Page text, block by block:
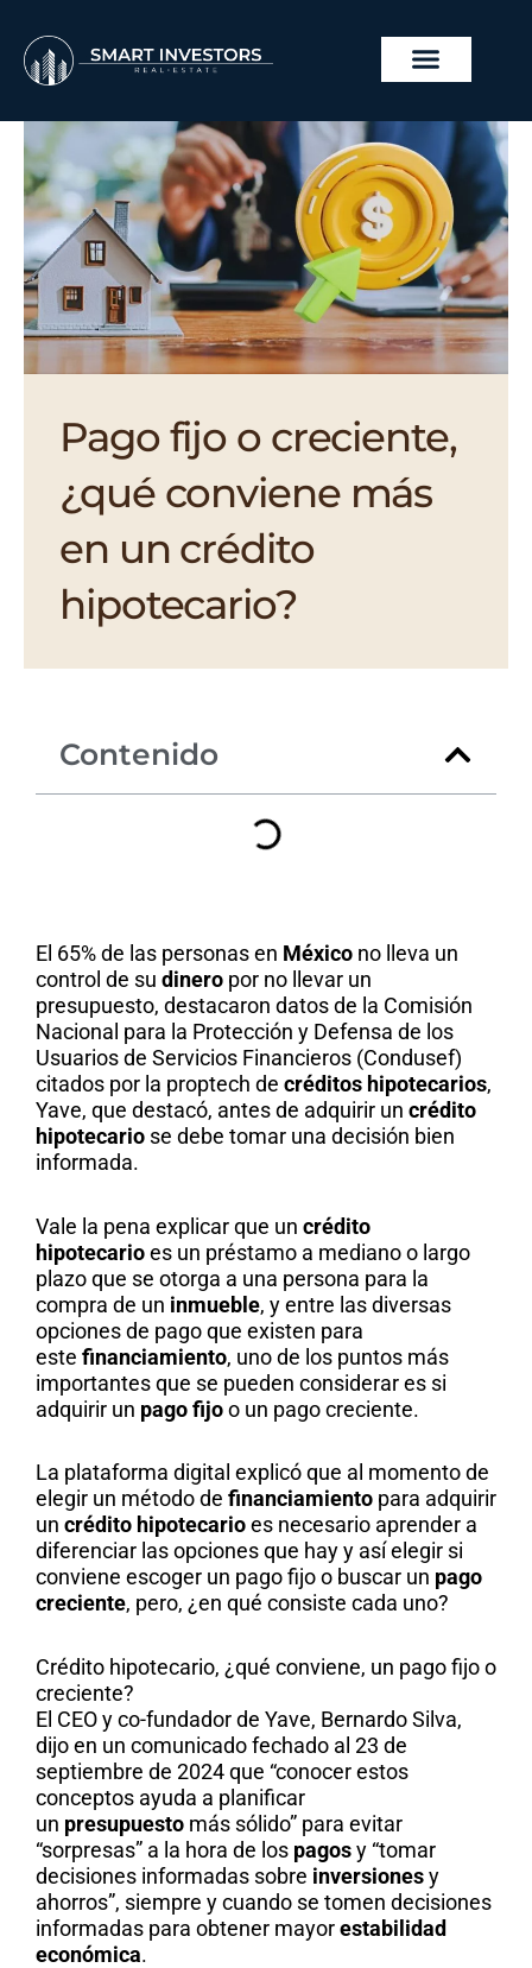
contenido
Pago fijo o creciente,
¿qué conviene más
en un crédito
hipotecario?
Contenido
El 65% de las personas en México no lleva un
control de su dinero por no llevar un
presupuesto, destacaron datos de la Comisión
Nacional para la Protección y Defensa de los
Usuarios de Servicios Financieros (Condusef)
citados por la proptech de créditos hipotecarios,
Yave, que destacó, antes de adquirir un crédito
hipotecario se debe tomar una decisión bien
informada.
Vale la pena explicar que un crédito
hipotecarioes un préstamo a mediano o largo
plazo que se otorga a una persona para la
compra de un inmueble, y entre las diversas
opciones de pago que existen para
este financiamiento, uno de los puntos más
importantes que se pueden considerar es si
adquirir un pago fijoo un pago creciente.
La plataforma digital explicó que al momento de
elegir un método de financiamiento para adquirir
un crédito hipotecarioes necesario aprender a
diferenciar las opciones que hay y así elegir si
conviene escoger un pago fijo o buscar un pago
creciente, pero, ¿en qué consiste cada uno?
Crédito hipotecario, ¿qué conviene, un pago fijo o
creciente?
El CEO y co-fundador de Yave, Bernardo Silva,
dijo en un comunicado fechado al 23 de
septiembre de 2024 que “conocer estos
conceptos ayuda a planificar
un presupuesto más sólido” para evitar
“sorpresas” a la hora de los pagosy “tomar
decisiones informadas sobre inversionesy
ahorros”, siempre y cuando se tomen decisiones
informadas para obtener mayorestabilidad
económica.